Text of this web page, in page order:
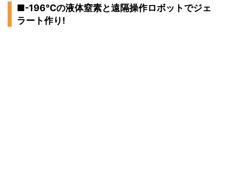
■-196℃の液体窒素と遠隔操作ロボットでジェ
ラート作り!